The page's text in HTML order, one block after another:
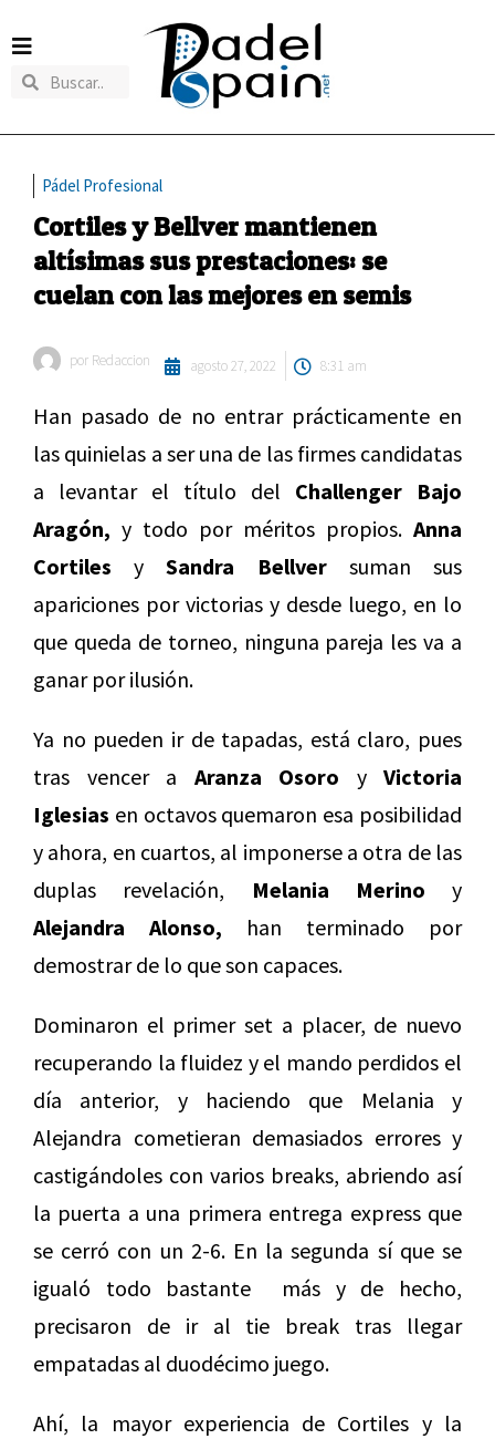
Pádel Profesional
Cortiles y Bellver mantienen
altísimas sus prestaciones: se
cuelan con las mejores en semis
por Redaccion agosto 27, 2022 8:31 am
Han pasado de no entrar prácticamente en
las quinielas a ser una de las firmes candidatas
a levantar el título del Challenger Bajo
Aragón, y todo por méritos propios. Anna
Cortiles ySandra Bellversuman sus
apariciones por victorias y desde luego, en lo
que queda de torneo, ninguna pareja les va a
ganar por ilusión.
Ya no pueden ir de tapadas, está claro, pues
tras vencer a Aranza Osoro y Victoria
Iglesias en octavos quemaron esa posibilidad
y ahora, en cuartos, al imponerse a otra de las
duplas revelación, Melania Merino y
Alejandra Alonso, han terminado por
demostrar de lo que son capaces.
Dominaron el primer set a placer, de nuevo
recuperando la fluidez y el mando perdidos el
día anterior, y haciendo que Melania y
Alejandra cometieran demasiados errores y
castigándoles con varios breaks, abriendo así
la puerta a una primera entrega express que
se cerró con un 2-6. En la segunda sí que se
igualó todo bastante más y de hecho,
precisaron de ir al tie break tras llegar
empatadas al duodécimo juego.
Ahí, la mayor experiencia de Cortiles y la